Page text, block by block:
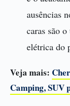
ausências
caras são
elétrica do
Veja mais:
Camping, SUV